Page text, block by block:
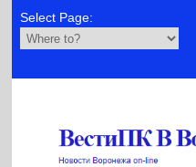
Select Page: